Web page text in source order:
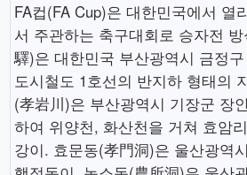
FA컵(FA Cup)은 대한민국에서 열
서 주관하는 축구대회로 승자전
驛)은 대한민국 부산광역시 금정
도시철도 1호선의 반지하 형태의
(孝岩川)은 부산광역시 기장군 장
하여 위양천, 화산천을 거쳐 효암
강이. 효문동(孝門洞)은 울산광역